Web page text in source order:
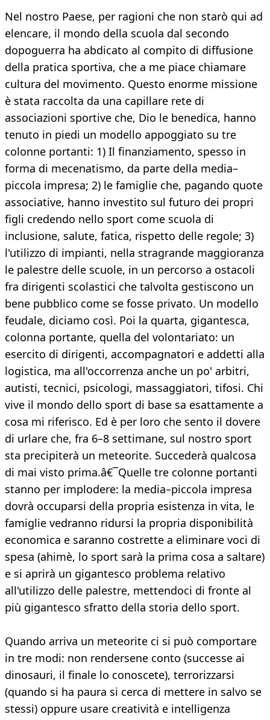
Nel nostro Paese, per ragioni che non starò qui ad
elencare, il mondo della scuola dal secondo
dopoguerra ha abdicato al compito di diffusione
della pratica sportiva, che a me piace chiamare
cultura del movimento. Questo enorme missione
è stata raccolta da una capillare rete di
associazioni sportive che, Dio le benedica, hanno
tenuto in piedi un modello appoggiato su tre
colonne portanti: 1) Il finanziamento, spesso in
forma di mecenatismo, da parte della media–
piccola impresa; 2) le famiglie che, pagando quote
associative, hanno investito sul futuro dei propri
figli credendo nello sport come scuola di
inclusione, salute, fatica, rispetto delle regole; 3)
l'utilizzo di impianti, nella stragrande maggioranza
le palestre delle scuole, in un percorso a ostacoli
fra dirigenti scolastici che talvolta gestiscono un
bene pubblico come se fosse privato. Un modello
feudale, diciamo così. Poi la quarta, gigantesca,
colonna portante, quella del volontariato: un
esercito di dirigenti, accompagnatori e addetti alla
logistica, ma all'occorrenza anche un po' arbitri,
autisti, tecnici, psicologi, massaggiatori, tifosi. Chi
vive il mondo dello sport di base sa esattamente a
cosa mi riferisco. Ed è per loro che sento il dovere
di urlare che, fra 6–8 settimane, sul nostro sport
sta precipiterà un meteorite. Succederà qualcosa
di mai visto prima.â€¯Quelle tre colonne portanti
stanno per implodere: la media–piccola impresa
dovrà occuparsi della propria esistenza in vita, le
famiglie vedranno ridursi la propria disponibilità
economica e saranno costrette a eliminare voci di
spesa (ahimè, lo sport sarà la prima cosa a saltare)
e si aprirà un gigantesco problema relativo
all'utilizzo delle palestre, mettendoci di fronte al
più gigantesco sfratto della storia dello sport.
Quando arriva un meteorite ci si può comportare
in tre modi: non rendersene conto (successe ai
dinosauri, il finale lo conoscete), terrorizzarsi
(quando si ha paura si cerca di mettere in salvo se
stessi) oppure usare creatività e intelligenza